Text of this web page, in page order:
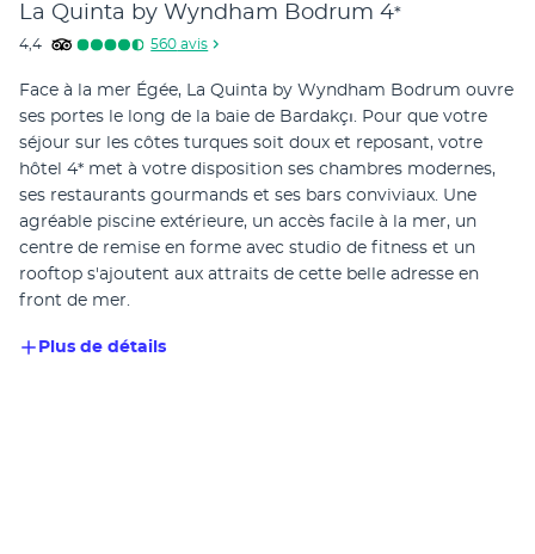
La Quinta by Wyndham Bodrum 4*
4,4 560 avis
Face à la mer Égée, La Quinta by Wyndham Bodrum ouvre
ses portes le long de la baie de Bardakçı. Pour que votre
séjour sur les côtes turques soit doux et reposant, votre
hôtel 4* met à votre disposition ses chambres modernes,
ses restaurants gourmands et ses bars conviviaux. Une
agréable piscine extérieure, un accès facile à la mer, un
centre de remise en forme avec studio de fitness et un
rooftop s'ajoutent aux attraits de cette belle adresse en
front de mer.
Plus de détails